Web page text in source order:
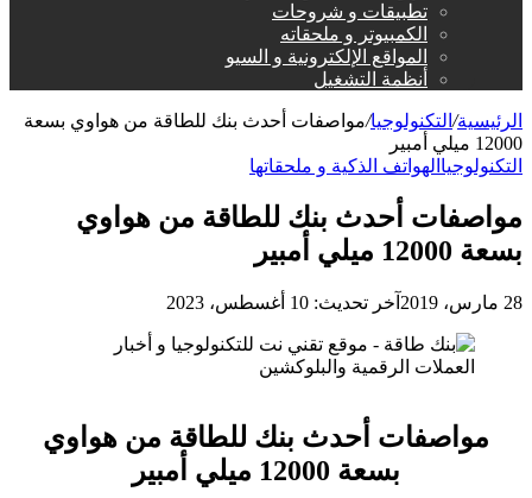
تطبيقات و شروحات
الكمبيوتر و ملحقاته
المواقع الإلكترونية و السيو
أنظمة التشغيل
الرئيسية/ التكنولوجيا/مواصفات أحدث بنك للطاقة من هواوي بسعة
12000 ميلي أمبير
التكنولوجيا الهواتف الذكية و ملحقاتها
مواصفات أحدث بنك للطاقة من هواوي
بسعة 12000 ميلي أمبير
28 مارس، 2019 آخر تحديث: 10 أغسطس، 2023
مواصفات أحدث بنك للطاقة من هواوي
بسعة 12000 ميلي أمبير